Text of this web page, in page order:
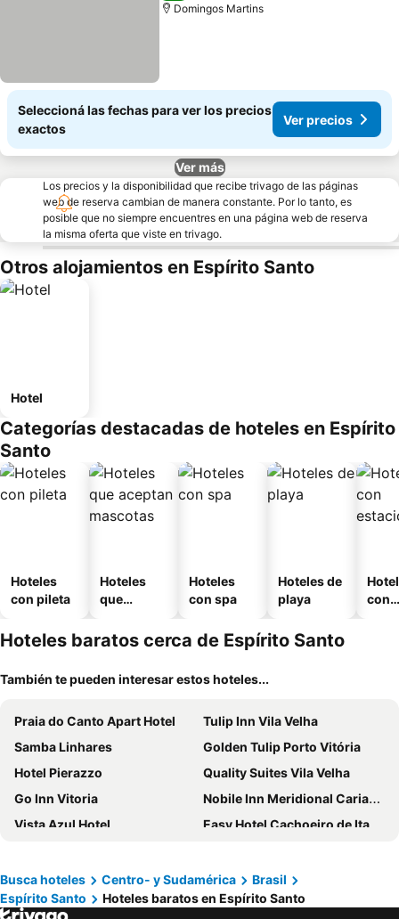
Domingos Martins
Seleccioná las fechas para ver los precios
exactos
Ver precios
Ver más
Los precios y la disponibilidad que recibe trivago de las páginas
web de reserva cambian de manera constante. Por lo tanto, es
posible que no siempre encuentres en una página web de reserva
la misma oferta que viste en trivago.
Otros alojamientos en Espírito Santo
Hotel
Categorías destacadas de hoteles en Espírito
Santo
Hoteles
con pileta
Hoteles
que
mascotas
Hoteles
con spa
Hoteles de
playa
con
Hoteles baratos cerca de Espírito Santo
También te pueden interesar estos hoteles...
Praia do Canto Apart Hotel
Tulip Inn Vila Velha
Samba Linhares
Golden Tulip Porto Vitória
Hotel Pierazzo
Quality Suites Vila Velha
Go Inn Vitoria
Nobile Inn Meridional Cariacica
Vista Azul Hotel
Easy Hotel Cachoeiro de Itapemirim by Atlantica
Hotel Marlin Azul
Hotel Serra Grande
Ecopousada Garten Haus
Hotel Olympia
Busca hoteles Centro- y Sudamérica
Brasil
Espírito Santo
Hoteles baratos en Espírito Santo